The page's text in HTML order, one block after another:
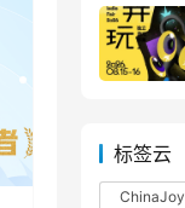
标签云
ChinaJoy